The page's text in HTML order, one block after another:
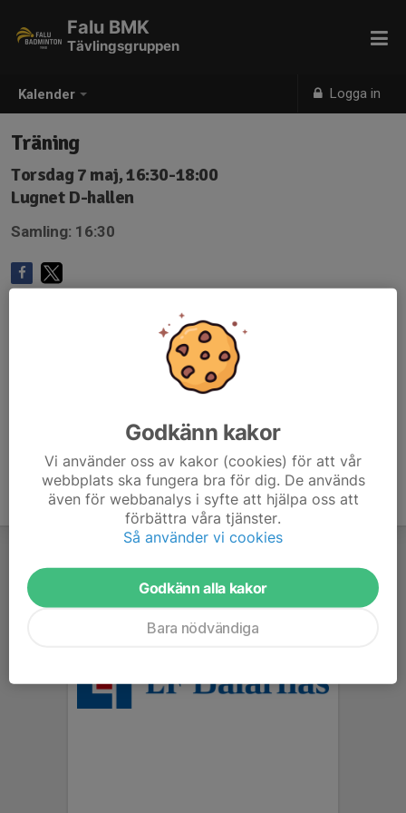
Kalender Logga in
Falu BMK
Tävlingsgruppen
Träning
Torsdag 7 maj, 16:30-18:00
Lugnet D-hallen
Samling: 16:30
Godkänn kakor
Vi använder oss av kakor (cookies) för att vår
webbplats ska fungera bra för dig. De används
även för webbanalys i syfte att hjälpa oss att
förbättra våra tjänster.
Så använder vi cookies
Godkänn alla kakor
Bara nödvändiga